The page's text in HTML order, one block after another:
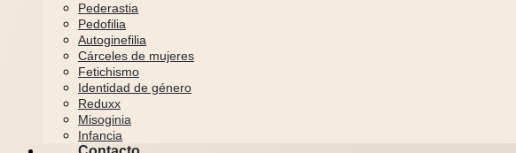
Pederastia
Pedofilia
Autoginefilia
Cárceles de mujeres
Fetichismo
Identidad de género
Reduxx
Misoginia
Infancia